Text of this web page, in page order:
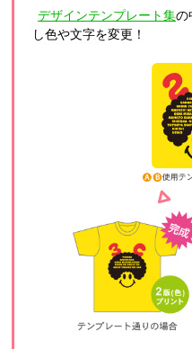
デザインテンプレート集の
し色や文字を変更！